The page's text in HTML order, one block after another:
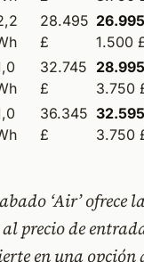
28.495
£
1.500
32.745
£
3.750
36.345
£
3.750
‘Air’ ofrece
precio de
en una opción